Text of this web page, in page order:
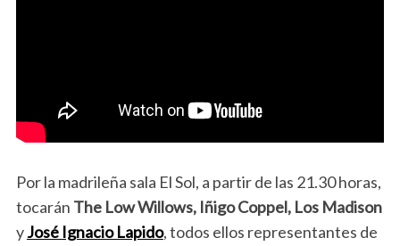
Por la madrileña sala El Sol, a partir de las 21.30 horas,
tocarán The Low Willows, Iñigo Coppel, Los Madison
yJosé Ignacio Lapido, todos ellos representantes de